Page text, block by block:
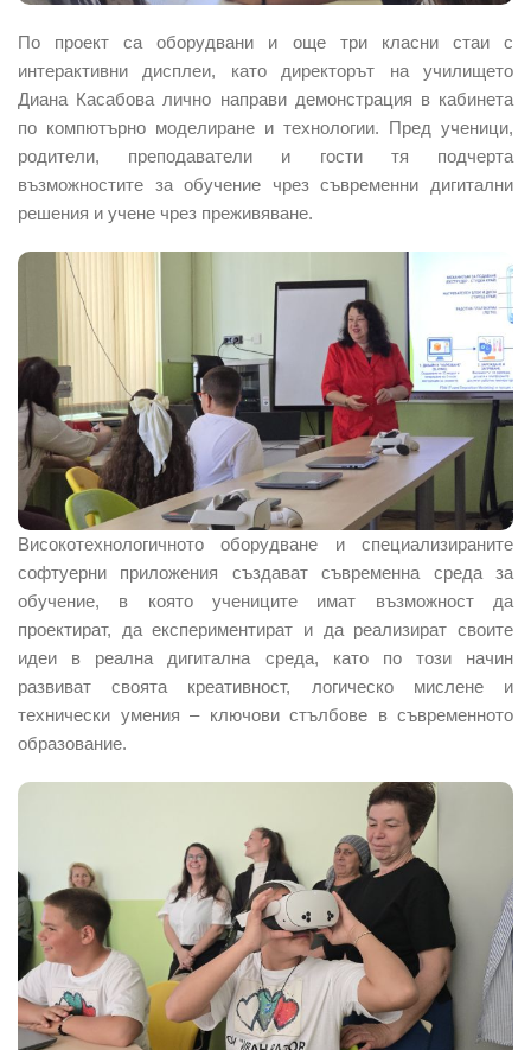
По проект са оборудвани и още три класни стаи с
интерактивни дисплеи, като директорът на училището
Диана Касабова лично направи демонстрация в кабинета
по компютърно моделиране и технологии. Пред ученици,
родители, преподаватели и гости тя подчерта
възможностите за обучение чрез съвременни дигитални
решения и учене чрез преживяване.
Високотехнологичното оборудване и специализираните
софтуерни приложения създават съвременна среда за
обучение, в която учениците имат възможност да
проектират, да експериментират и да реализират своите
идеи в реална дигитална среда, като по този начин
развиват своята креативност, логическо мислене и
технически умения – ключови стълбове в съвременното
образование.